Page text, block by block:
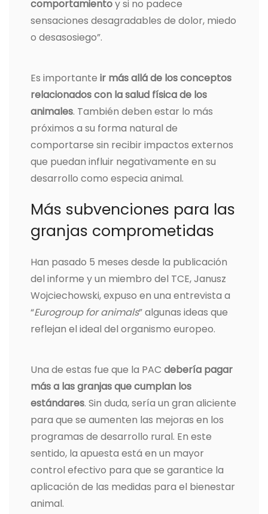
comportamientoy si no padece
sensaciones desagradables de dolor, miedo
o desasosiego”.
Es importante ir más allá de los conceptos
relacionados con la salud física de los
animales. También deben estar lo más
próximos a su forma natural de
comportarse sin recibir impactos externos
que puedan influir negativamente en su
desarrollo como especia animal.
Más subvenciones para las
granjas comprometidas
Han pasado 5 meses desde la publicación
del informe y un miembro del TCE, Janusz
Wojciechowski, expuso en una entrevista a
“Eurogroup for animals” algunas ideas que
reflejan el ideal del organismo europeo.
Una de estas fue que la PAC debería pagar
más a las granjas que cumplan los
estándares. Sin duda, sería un gran aliciente
para que se aumenten las mejoras en los
programas de desarrollo rural. En este
sentido, la apuesta está en un mayor
control efectivo para que se garantice la
aplicación de las medidas para el bienestar
animal.